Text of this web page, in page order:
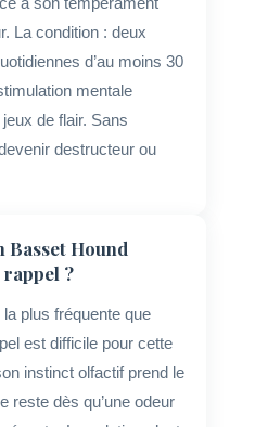
La condition : deux
d’au moins 30
mentale
de flair. Sans
destructeur ou
Basset Hound
rappel ?
la plus fréquente que
est difficile pour cette
instinct olfactif prend le
reste dès qu’une odeur